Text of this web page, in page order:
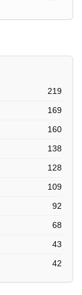
219
169
160
138
128
109
92
68
43
42